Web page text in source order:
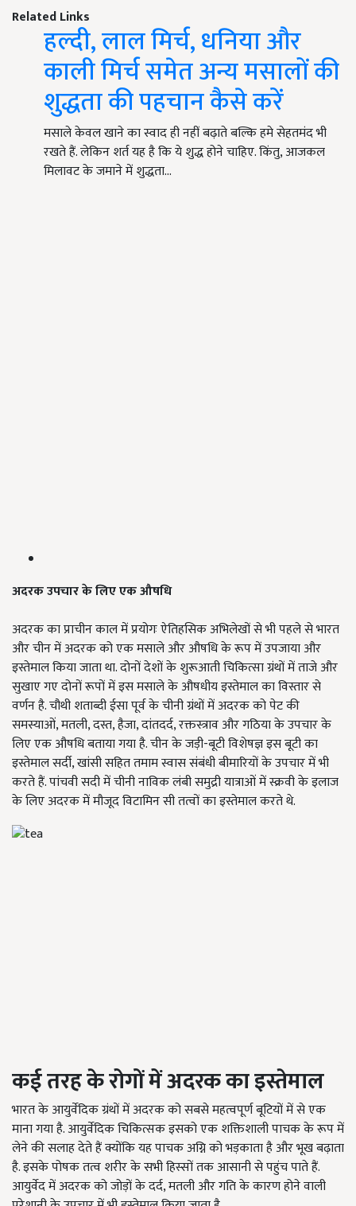
Related Links
हल्दी, लाल मिर्च, धनिया और
काली मिर्च समेत अन्य मसालों की
शुद्धता की पहचान कैसे करें
मसाले केवल खाने का स्वाद ही नहीं बढ़ाते बल्कि हमे सेहतमंद भी
रखते हैं. लेकिन शर्त यह है कि ये शुद्ध होने चाहिए. किंतु, आजकल
मिलावट के जमाने में शुद्धता…
अदरक उपचार के लिए एक औषधि
अदरक का प्राचीन काल में प्रयोगः ऐतिहसिक अभिलेखों से भी पहले से भारत
और चीन में अदरक को एक मसाले और औषधि के रूप में उपजाया और
इस्तेमाल किया जाता था. दोनों देशों के शुरूआती चिकित्सा ग्रंथों में ताजे और
सुखाए गए दोनों रूपों में इस मसाले के औषधीय इस्तेमाल का विस्तार से
वर्णन है. चौथी शताब्दी ईसा पूर्व के चीनी ग्रंथों में अदरक को पेट की
समस्याओं, मतली, दस्त, हैजा, दांतदर्द, रक्तस्त्राव और गठिया के उपचार के
लिए एक औषधि बताया गया है. चीन के जड़ी-बूटी विशेषज्ञ इस बूटी का
इस्तेमाल सर्दी, खांसी सहित तमाम स्वास संबंधी बीमारियों के उपचार में भी
करते हैं. पांचवी सदी में चीनी नाविक लंबी समुद्री यात्राओं में स्क्रवी के इलाज
के लिए अदरक में मौजूद विटामिन सी तत्वों का इस्तेमाल करते थे.
कई तरह के रोगों में अदरक का इस्तेमाल
भारत के आयुर्वेदिक ग्रंथों में अदरक को सबसे महत्वपूर्ण बूटियों में से एक
माना गया है. आयुर्वेदिक चिकित्सक इसको एक शक्तिशाली पाचक के रूप में
लेने की सलाह देते हैं क्योंकि यह पाचक अग्नि को भड़काता है और भूख बढ़ाता
है. इसके पोषक तत्व शरीर के सभी हिस्सों तक आसानी से पहुंच पाते हैं.
आयुर्वेद में अदरक को जोड़ों के दर्द, मतली और गति के कारण होने वाली